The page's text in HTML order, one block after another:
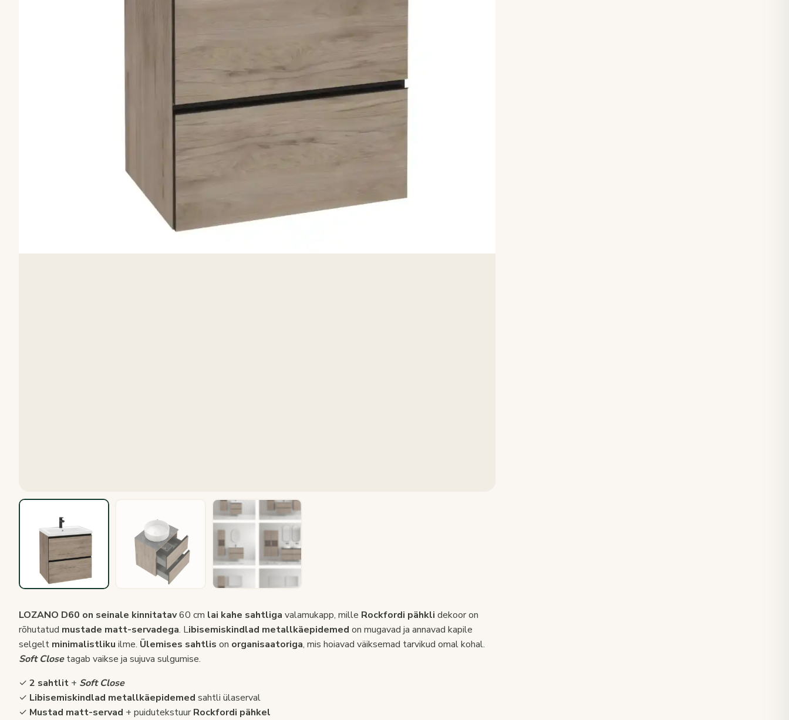
LOZANO D60 on seinale kinnitatav60 cm lai kahe sahtliga valamukapp, mille Rockfordi pähkli dekoor on
rõhutatud mustade matt-servadega. Libisemiskindlad metallkäepidemed on mugavad ja annavad kapile
selgelt minimalistliku ilme. Ülemises sahtlis on organisaatoriga, mis hoiavad väiksemad tarvikud omal kohal.
Soft Closetagab vaikse ja sujuva sulgumise.
✓ 2 sahtlit + Soft Close
✓ Libisemiskindlad metallkäepidemed sahtli ülaserval
✓ Mustad matt-servad + puidutekstuurRockfordi pähkel